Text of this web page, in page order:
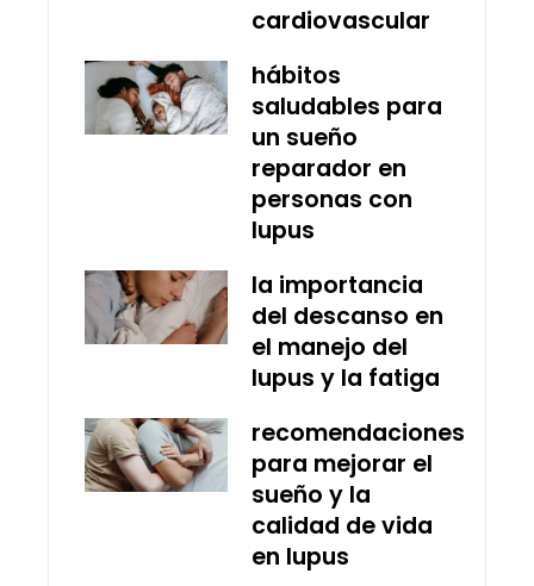
cardiovascular
hábitos
saludables para
un sueño
reparador en
personas con
lupus
la importancia
del descanso en
el manejo del
lupus y la fatiga
recomendaciones
para mejorar el
sueño y la
calidad de vida
en lupus